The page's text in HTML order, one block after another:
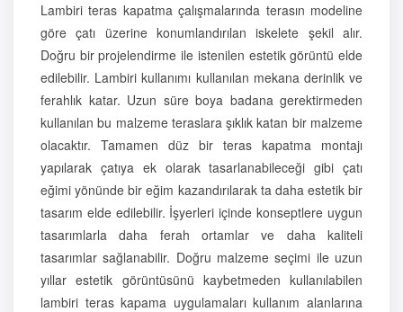
Lambiri teras kapatma çalışmalarında terasın modeline
göre çatı üzerine konumlandırılan iskelete şekil alır.
Doğru bir projelendirme ile istenilen estetik görüntü elde
edilebilir. Lambiri kullanımı kullanılan mekana derinlik ve
ferahlık katar. Uzun süre boya badana gerektirmeden
kullanılan bu malzeme teraslara şıklık katan bir malzeme
olacaktır. Tamamen düz bir teras kapatma montajı
yapılarak çatıya ek olarak tasarlanabileceği gibi çatı
eğimi yönünde bir eğim kazandırılarak ta daha estetik bir
tasarım elde edilebilir. İşyerleri içinde konseptlere uygun
tasarımlarla daha ferah ortamlar ve daha kaliteli
tasarımlar sağlanabilir. Doğru malzeme seçimi ile uzun
yıllar estetik görüntüsünü kaybetmeden kullanılabilen
lambiri teras kapama uygulamaları kullanım alanlarına